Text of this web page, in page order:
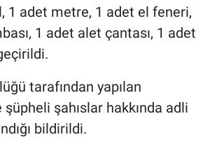
1 adet metre, 1 adet el feneri,
1 adet alet çantası, 1 adet
tarafından yapılan
şahıslar hakkında adli
bildirildi.